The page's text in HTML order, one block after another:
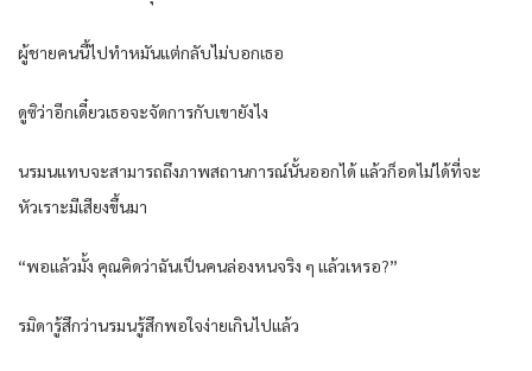
ผู้ชายคนนี้ไปทำหมันแต่กลับไม่บอกเธอ
ดูซิว่าอีกเดี๋ยวเธอจะจัดการกับเขายังไง
นรมนแทบจะสามารถถึงภาพสถานการณ์นั้นออกได้ แล้วก็อดไม่ได้ที่จะ
หัวเราะมีเสียงขึ้นมา
“พอแล้วมั้ง คุณคิดว่าฉันเป็นคนล่องหนจริง ๆ แล้วเหรอ?”
รมิดารู้สึกว่านรมนรู้สึกพอใจง่ายเกินไปแล้ว